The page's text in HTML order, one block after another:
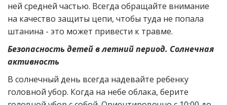
ней средней частью. Всегда обращайте внимание
на качество защиты цепи, чтобы туда не попала
штанина - это может привести к травме.
Безопасность детей в летний период. Солнечная
активность
В солнечный день всегда надевайте ребенку
головной убор. Когда на небе облака, берите